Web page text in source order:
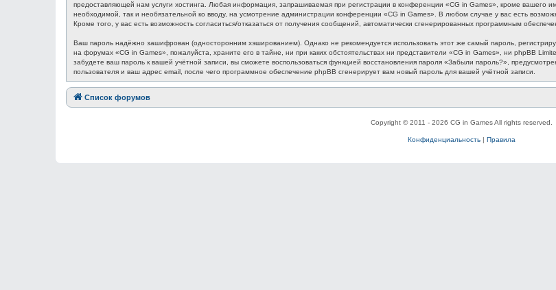
предоставляющей нам услуги хостинга. Любая информация, запрашиваемая при регистрации в конференции «CG in Games», кроме вашего
необходимой, так и необязательной ко вводу, на усмотрение администрации конференции «CG in Games». В любом случае у вас есть
Кроме того, у вас есть возможность согласиться/отказаться от получения сообщений, автоматически сгенерированных программным
Ваш пароль надёжно зашифрован (односторонним хэшированием). Однако не рекомендуется использовать этот же самый пароль,
на форумах «CG in Games», пожалуйста, храните его в тайне, ни при каких обстоятельствах ни представители «CG in Games», ни phpBB
забудете ваш пароль к вашей учётной записи, вы сможете воспользоваться функцией восстановления пароля «Забыли пароль?»,
пользователя и ваш адрес email, после чего программное обеспечение phpBB сгенерирует вам новый пароль для вашей учётной записи.
Список форумов
Copyright © 2011 - 2026 CG in Games All rights reserved.
Конфиденциальность| Правила